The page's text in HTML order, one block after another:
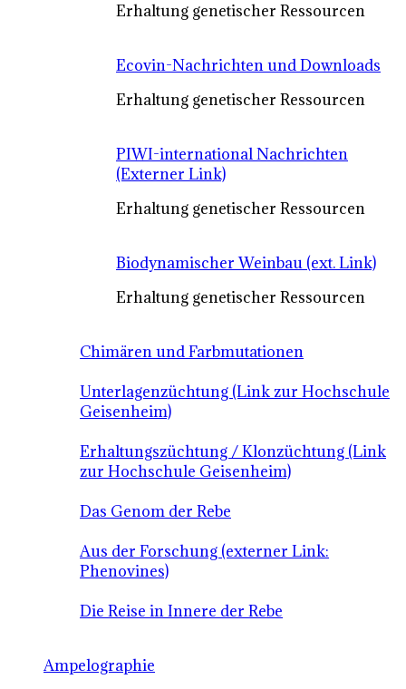
Erhaltung genetischer Ressourcen
Ecovin-Nachrichten und Downloads
Erhaltung genetischer Ressourcen
PIWI-international Nachrichten
(Externer Link)
Erhaltung genetischer Ressourcen
Biodynamischer Weinbau (ext. Link)
Erhaltung genetischer Ressourcen
Chimären und Farbmutationen
Unterlagenzüchtung (Link zur Hochschule
Geisenheim)
Erhaltungszüchtung / Klonzüchtung (Link
zur Hochschule Geisenheim)
Das Genom der Rebe
Aus der Forschung (externer Link:
Phenovines)
Die Reise in Innere der Rebe
Ampelographie